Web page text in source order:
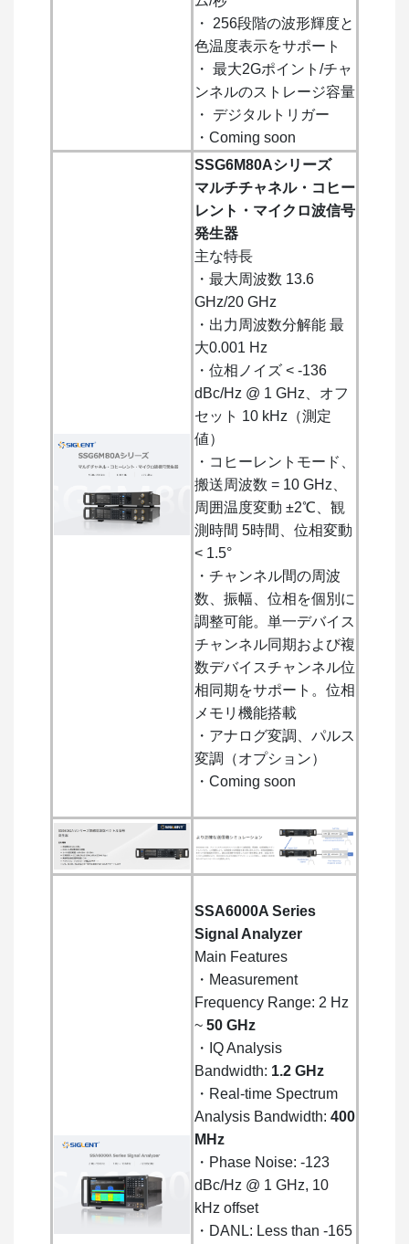
・ 256段階の波形輝度と
色温度表示をサポート
・ 最大2Gポイント/チャ
ンネルのストレージ容量
・ デジタルトリガー
・Coming soon
SSG6M80Aシリーズ
マルチチャネル・コヒー
レント・マイクロ波信号
発生器
主な特長
・最大周波数 13.6
GHz/20 GHz
・出力周波数分解能 最
大0.001 Hz
・位相ノイズ < -136
dBc/Hz @ 1 GHz、オフ
セット 10 kHz（測定
値）
・コヒーレントモード、
搬送周波数 = 10 GHz、
周囲温度変動 ±2℃、観
測時間 5時間、位相変動
< 1.5°
・チャンネル間の周波
数、振幅、位相を個別に
調整可能。単一デバイス
チャンネル同期および複
数デバイスチャンネル位
相同期をサポート。位相
メモリ機能搭載
・アナログ変調、パルス
変調（オプション）
・Coming soon
SSA6000A Series
Signal Analyzer
Main Features
・Measurement
Frequency Range: 2 Hz
~ 50 GHz
・IQ Analysis
Bandwidth: 1.2 GHz
・Real-time Spectrum
Analysis Bandwidth: 400
MHz
・Phase Noise: -123
dBc/Hz @ 1 GHz, 10
kHz offset
・DANL: Less than -165